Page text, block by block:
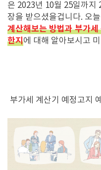
은 2023년 10월 25일까지
장을 받으셨을겁니다. 오
계산해보는 방법과 부가
한지에 대해 알아보시고
부가세 계산기 예정고지